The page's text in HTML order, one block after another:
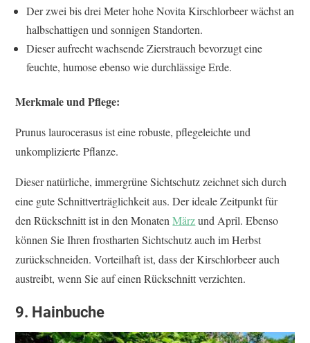
Der zwei bis drei Meter hohe Novita Kirschlorbeer wächst an
halbschattigen und sonnigen Standorten.
Dieser aufrecht wachsende Zierstrauch bevorzugt eine
feuchte, humose ebenso wie durchlässige Erde.
Merkmale und Pflege:
Prunus laurocerasus ist eine robuste, pflegeleichte und
unkomplizierte Pflanze.
Dieser natürliche, immergrüne Sichtschutz zeichnet sich durch
eine gute Schnittverträglichkeit aus. Der ideale Zeitpunkt für
den Rückschnitt ist in den MonatenMärzund April. Ebenso
können Sie Ihren frostharten Sichtschutz auch im Herbst
zurückschneiden. Vorteilhaft ist, dass der Kirschlorbeer auch
austreibt, wenn Sie auf einen Rückschnitt verzichten.
9. Hainbuche